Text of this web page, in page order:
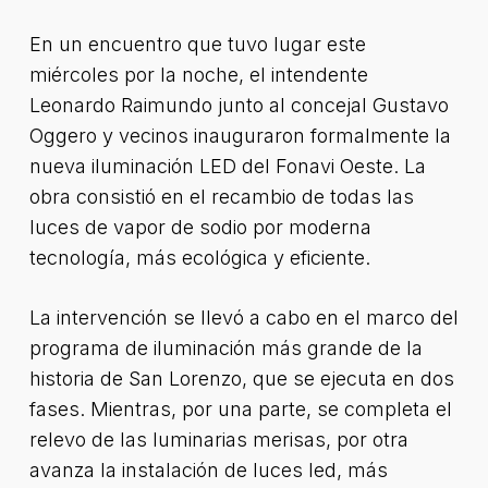
En un encuentro que tuvo lugar este
miércoles por la noche, el intendente
Leonardo Raimundo junto al concejal Gustavo
Oggero y vecinos inauguraron formalmente la
nueva iluminación LED del Fonavi Oeste. La
obra consistió en el recambio de todas las
luces de vapor de sodio por moderna
tecnología, más ecológica y eficiente.
La intervención se llevó a cabo en el marco del
programa de iluminación más grande de la
historia de San Lorenzo, que se ejecuta en dos
fases. Mientras, por una parte, se completa el
relevo de las luminarias merisas, por otra
avanza la instalación de luces led, más